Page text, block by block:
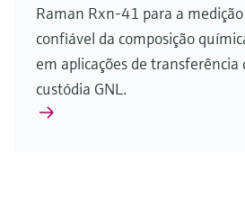
Raman Rxn-41 para a medição
confiável da composição
em aplicações de transferência
custódia GNL.